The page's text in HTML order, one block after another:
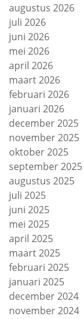
augustus 2026
juli 2026
juni 2026
mei 2026
april 2026
maart 2026
februari 2026
januari 2026
december 2025
november 2025
oktober 2025
september 2025
augustus 2025
juli 2025
juni 2025
mei 2025
april 2025
maart 2025
februari 2025
januari 2025
december 2024
november 2024